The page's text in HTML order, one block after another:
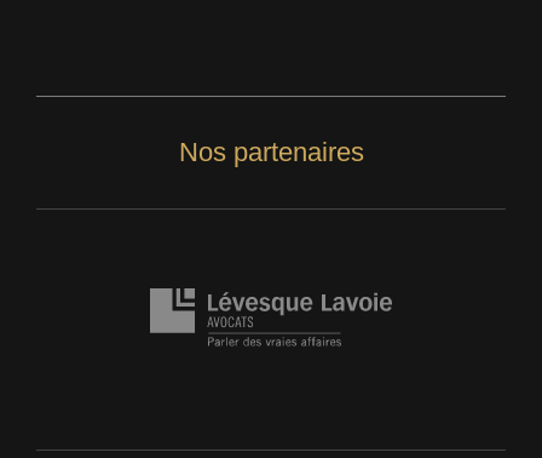
Nos partenaires